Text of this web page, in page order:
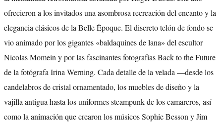
ofrecieron a los invitados una asombrosa recreación del encanto y la
elegancia clásicos de la Belle Époque. El discreto telón de fondo se
vio animado por los gigantes «baldaquines de lana» del escultor
Nicolas Momein y por las fascinantes fotografías Back to the Future
de la fotógrafa Irina Werning. Cada detalle de la velada —desde los
candelabros de cristal ornamentado, los muebles de diseño y la
vajilla antigua hasta los uniformes steampunk de los camareros, así
como la animación que crearon los músicos Sophie Besson y Jim